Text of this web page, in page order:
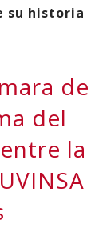
su historia
de
del
la